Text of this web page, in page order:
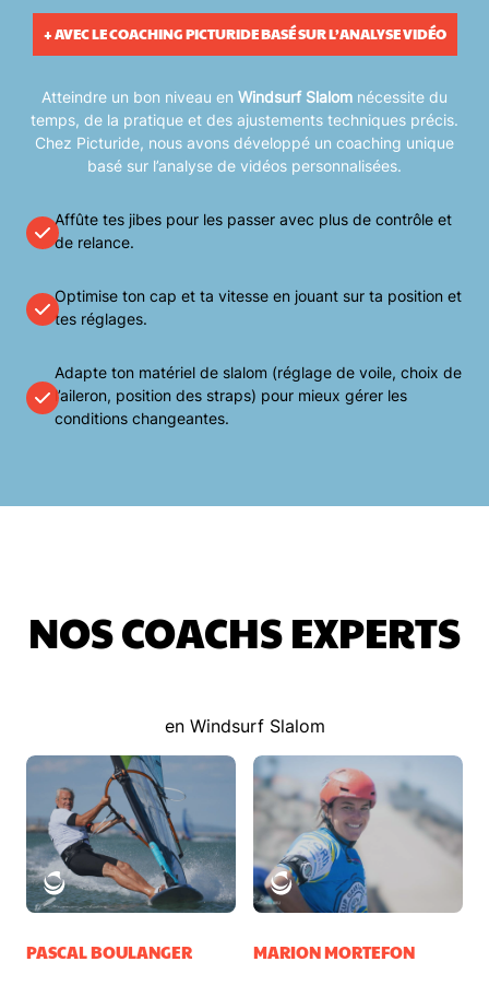
+ AVEC LE COACHING PICTURIDE BASÉ SUR L’ANALYSE VIDÉO
Atteindre un bon niveau en Windsurf Slalom nécessite du
temps, de la pratique et des ajustements techniques précis.
Chez Picturide, nous avons développé un coaching unique
basé sur l’analyse de vidéos personnalisées.
Affûte tes jibes pour les passer avec plus de contrôle et
de relance.
Optimise ton cap et ta vitesse en jouant sur ta position et
tes réglages.
Adapte ton matériel de slalom (réglage de voile, choix de
l’aileron, position des straps) pour mieux gérer les
conditions changeantes.
NOS COACHS EXPERTS
en Windsurf Slalom
PASCAL BOULANGER MARION MORTEFON